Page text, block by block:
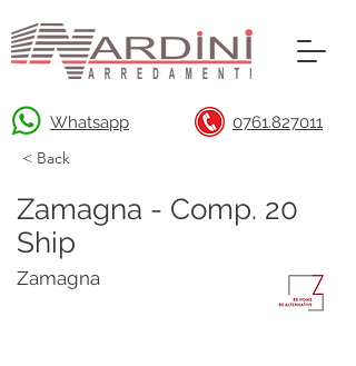
Whatsapp
0761.827011
< Back
Zamagna - Comp. 20
Ship
Zamagna